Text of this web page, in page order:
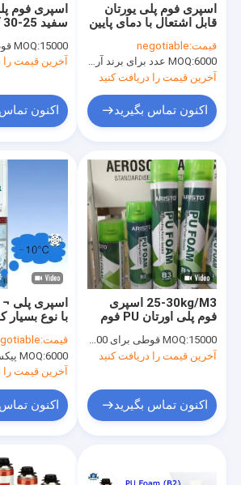
اسپری فوم
MOQ:15000 قوطی برای OEM، 6000 قوطی برای برند Aristo
آخرین قیمت را
اکنون
اسپری فوم پلی یورتان
قابل اشتعال با دمای پایین
قیمت:negotiable
MOQ:6000 عدد برای برند آریستو ، 15000 عدد برای برند مشتری
آخرین قیمت را دریافت کنید
اکنون تماس بگیرید
اسپری پلی ¬
با نوع بسیار
تفنگ نازل
قیمت:
MOQ:6000 پیکسل برای مارک Aristo، 15000 پیکسل برای نام تجاری مشتری
آخرین قیمت را
اکنون تماس
25-30kg/M3 اسپری
فوم پلی اورتان PU فوم
صنعتیMOQ:15000 قوطی برای OEM، 6000 قوطی برای برند Aristo
آخرین قیمت را دریافت کنید
اکنون تماس بگیرید